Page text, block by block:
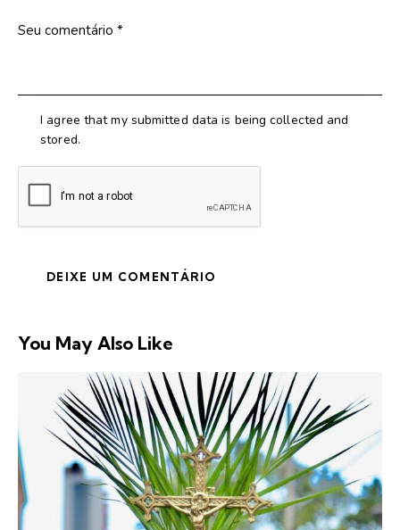
I agree that my submitted data is being collected and
stored.
You May Also Like